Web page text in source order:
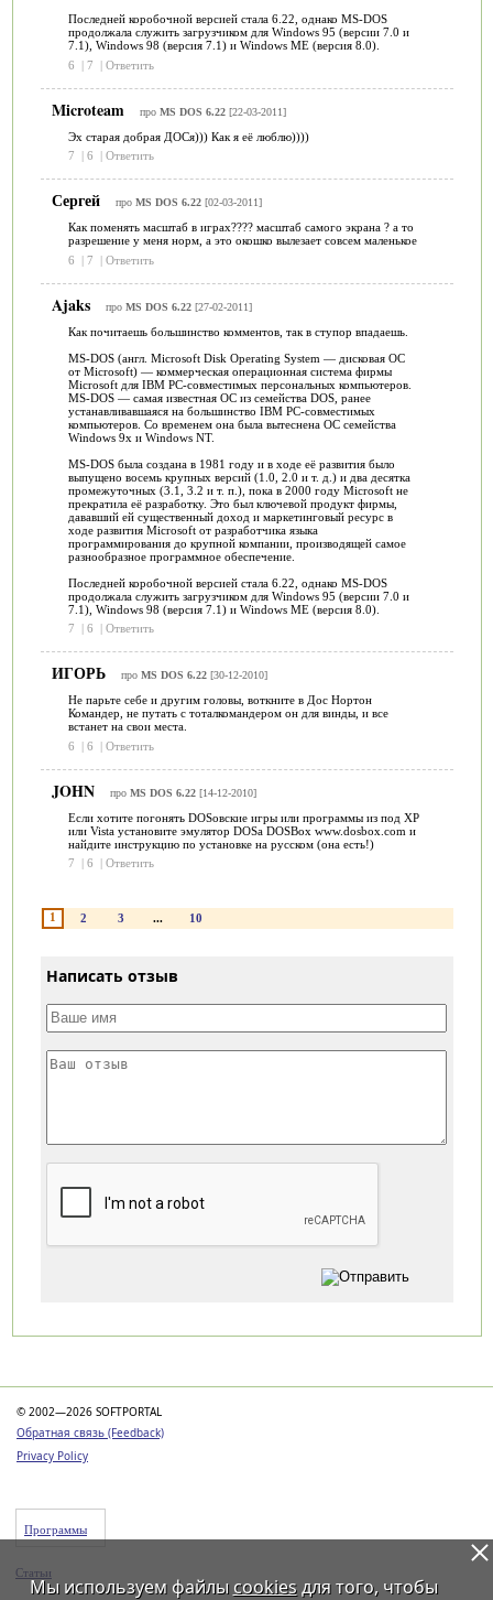
Последней коробочной версией стала 6.22, однако MS-DOS
продолжала служить загрузчиком для Windows 95 (версии 7.0 и
7.1), Windows 98 (версия 7.1) и Windows ME (версия 8.0).
6
| 7 | Ответить
Microteam про MS DOS 6.22[22-03-2011]
Эх старая добрая ДОСя))) Как я её люблю))))
7
| 6 | Ответить
Сергей про MS DOS 6.22[02-03-2011]
Как поменять масштаб в играх???? масштаб самого экрана ? а то
разрешение у меня норм, а это окошко вылезает совсем маленькое
6
| 7 | Ответить
Ajaks про MS DOS 6.22[27-02-2011]
Как почитаешь большинство комментов, так в ступор впадаешь.
MS-DOS (англ. Microsoft Disk Operating System — дисковая ОС
от Microsoft) — коммерческая операционная система фирмы
Microsoft для IBM PC-совместимых персональных компьютеров.
MS-DOS — самая известная ОС из семейства DOS, ранее
устанавливавшаяся на большинство IBM PC-совместимых
компьютеров. Со временем она была вытеснена ОС семейства
Windows 9x и Windows NT.
MS-DOS была создана в 1981 году и в ходе её развития было
выпущено восемь крупных версий (1.0, 2.0 и т. д.) и два десятка
промежуточных (3.1, 3.2 и т. п.), пока в 2000 году Microsoft не
прекратила её разработку. Это был ключевой продукт фирмы,
дававший ей существенный доход и маркетинговый ресурс в
ходе развития Microsoft от разработчика языка
программирования до крупной компании, производящей самое
разнообразное программное обеспечение.
Последней коробочной версией стала 6.22, однако MS-DOS
продолжала служить загрузчиком для Windows 95 (версии 7.0 и
7.1), Windows 98 (версия 7.1) и Windows ME (версия 8.0).
7
| 6 | Ответить
ИГОРЬ про MS DOS 6.22[30-12-2010]
Не парьте себе и другим головы, воткните в Дос Нортон
Командер, не путать с тоталкомандером он для винды, и все
встанет на свои места.
6
| 6 | Ответить
JOHN про MS DOS 6.22[14-12-2010]
Если хотите погонять DOSовские игры или программы из под XP
или Vista установите эмулятор DOSа DOSBox www.dosbox.com и
найдите инструкцию по установке на русском (она есть!)
7
| 6 | Ответить
1 2 3 ... 10
Написать отзыв
© 2002—2026 SOFTPORTAL
Обратная связь (Feedback)
Privacy Policy
Программы
Статьи
Мы используем файлы cookiesдля того, чтобы